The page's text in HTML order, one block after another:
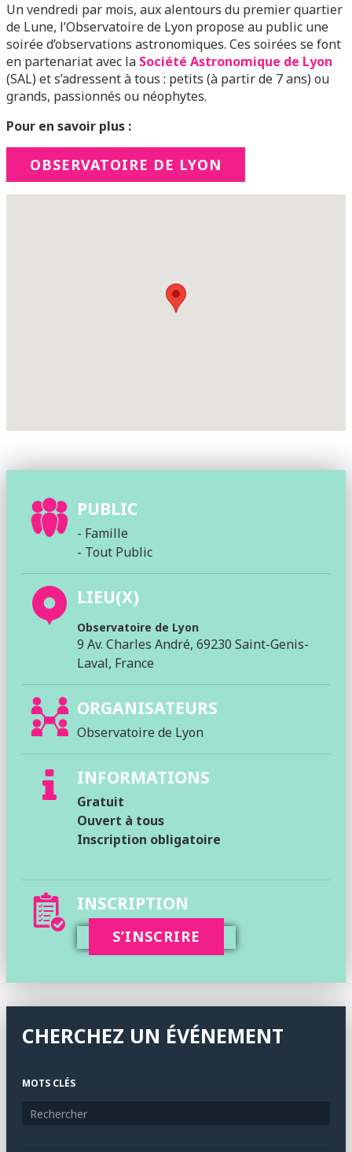
Un vendredi par mois, aux alentours du premier quartier
de Lune, l’Observatoire de Lyon propose au public une
soirée d’observations astronomiques. Ces soirées se font
en partenariat avec la Société Astronomique de Lyon
(SAL) et s’adressent à tous : petits (à partir de 7 ans) ou
grands, passionnés ou néophytes.
Pour en savoir plus :
OBSERVATOIRE DE LYON
PUBLIC
- Famille
- Tout Public
LIEU(X)
Observatoire de Lyon
9 Av. Charles André, 69230 Saint-Genis-
Laval, France
ORGANISATEURS
Observatoire de Lyon
INFORMATIONS
Gratuit
Ouvert à tous
Inscription obligatoire
INSCRIPTION
S’INSCRIRE
CHERCHEZ UN ÉVÉNEMENT
MOTS CLÉS